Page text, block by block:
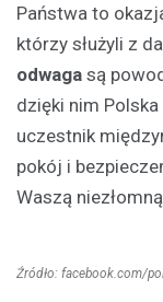
Państwa to
którzy służyli z
odwaga są
dzięki nim
uczestnik
pokój i
Waszą
Źródło: facebook.com/